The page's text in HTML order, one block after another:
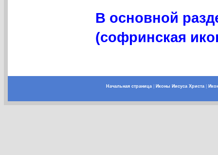
В основной
(софринская
Начальная страница| Иконы Иисуса Христа|